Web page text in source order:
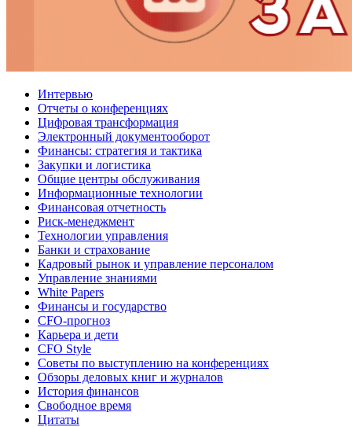
Интервью
Отчеты о конференциях
Цифровая трансформация
Электронный документооборот
Финансы: стратегия и тактика
Закупки и логистика
Общие центры обслуживания
Информационные технологии
Финансовая отчетность
Риск-менеджмент
Технологии управления
Банки и страхование
Кадровый рынок и управление персоналом
Управление знаниями
White Papers
Финансы и государство
CFO-прогноз
Карьера и дети
CFO Style
Советы по выступлению на конференциях
Обзоры деловых книг и журналов
История финансов
Свободное время
Цитаты